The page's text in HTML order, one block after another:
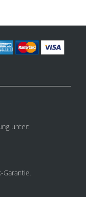
unter:
Garantie.